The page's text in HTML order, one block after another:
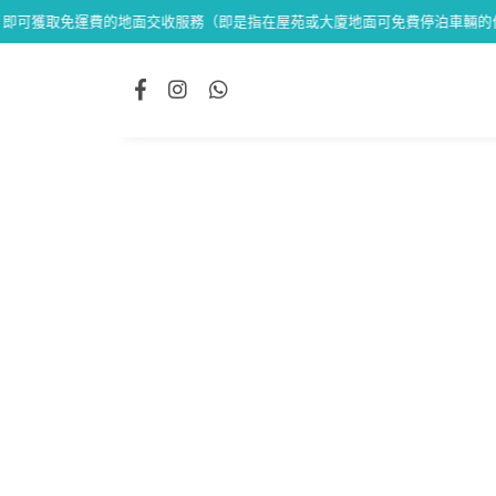
取免運費的地面交收服務（即是指在屋苑或大廈地面可免費停泊車輛的位置